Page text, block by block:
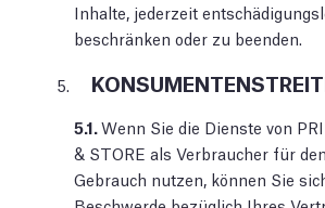
Inhalte, jederzeit
beschränken oder zu beenden.
5.1.Wenn Sie die Dienste von
& STORE als Verbraucher für
Gebrauch nutzen, können Sie